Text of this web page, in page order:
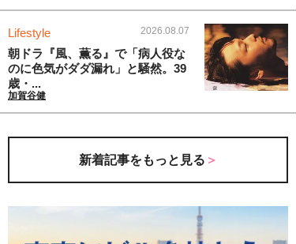
Lifestyle 2026.08.07
朝ドラ『風、薫る』で「病人役な
のに色気がダダ漏れ」と騒然。39
歳・...
加賀谷健
新着記事をもっと見る